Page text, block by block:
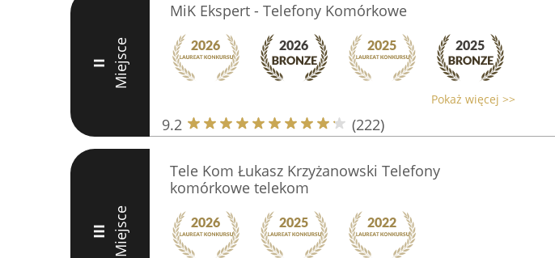
II Miejsce
MiK Ekspert - Telefony Komórkowe
Pokaż więcej >>
9.2 (222)
III Miejsce
Tele Kom Łukasz Krzyżanowski Telefony
komórkowe telekom